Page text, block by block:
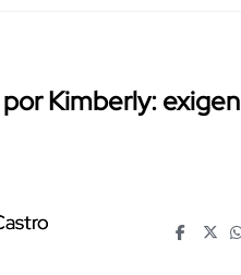
Kimberly: exigen